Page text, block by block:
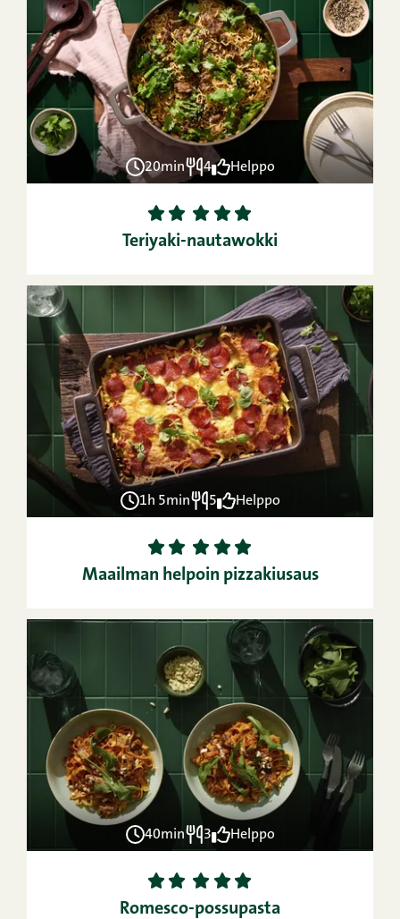
20min 4 Helppo
1 2 3 4
5
Teriyaki-nautawokki
1h 5min 5 Helppo
1 2 3 4
5
Maailman helpoin pizzakiusaus
40min 3 Helppo
1 2 3 4
5
Romesco-possupasta